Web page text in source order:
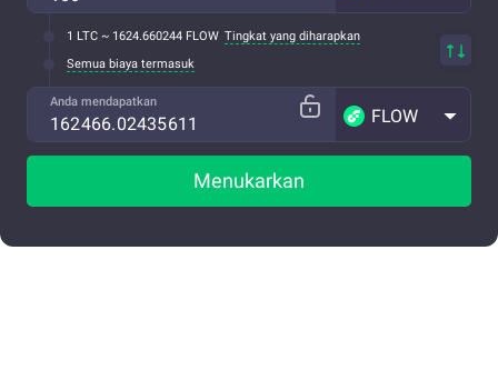
1 LTC ~ 1624.660244 FLOW Tingkat yang diharapkan
Semua biaya termasuk
Anda mendapatkan
FLOW
Menukarkan